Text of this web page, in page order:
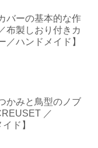
バーの基本的な作
布製しおり付きカ
／ハンドメイド】
かみと鳥型のノブ
／
ド】